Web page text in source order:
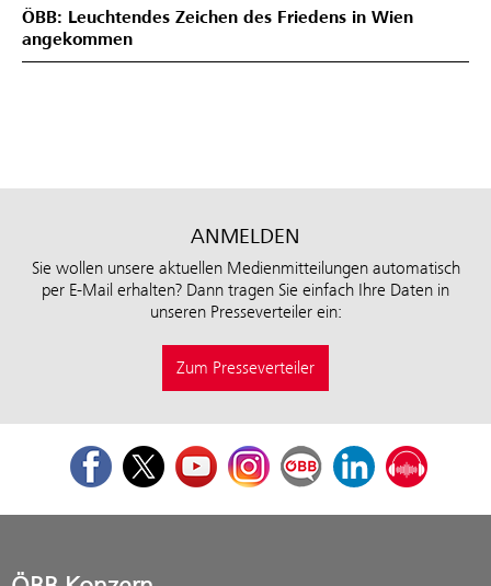
ÖBB: Leuchtendes Zeichen des Friedens in Wien
angekommen
ANMELDEN
Sie wollen unsere aktuellen Medienmitteilungen automatisch
per E-Mail erhalten? Dann tragen Sie einfach Ihre Daten in
unseren Presseverteiler ein:
Zum Presseverteiler
FacebookTwitterYoutubeInstagramÖBB Corporate Blog
LinkedInPodcast